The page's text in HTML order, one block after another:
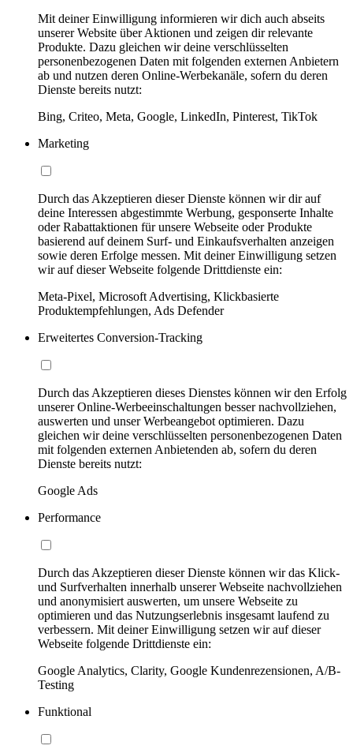
Mit deiner Einwilligung informieren wir dich auch abseits
unserer Website über Aktionen und zeigen dir relevante
Produkte. Dazu gleichen wir deine verschlüsselten
personenbezogenen Daten mit folgenden externen Anbietern
ab und nutzen deren Online-Werbekanäle, sofern du deren
Dienste bereits nutzt:
Bing, Criteo, Meta, Google, LinkedIn, Pinterest, TikTok
Marketing
Durch das Akzeptieren dieser Dienste können wir dir auf
deine Interessen abgestimmte Werbung, gesponserte Inhalte
oder Rabattaktionen für unsere Webseite oder Produkte
basierend auf deinem Surf- und Einkaufsverhalten anzeigen
sowie deren Erfolge messen. Mit deiner Einwilligung setzen
wir auf dieser Webseite folgende Drittdienste ein:
Meta-Pixel, Microsoft Advertising, Klickbasierte
Produktempfehlungen, Ads Defender
Erweitertes Conversion-Tracking
Durch das Akzeptieren dieses Dienstes können wir den Erfolg
unserer Online-Werbeeinschaltungen besser nachvollziehen,
auswerten und unser Werbeangebot optimieren. Dazu
gleichen wir deine verschlüsselten personenbezogenen Daten
mit folgenden externen Anbietenden ab, sofern du deren
Dienste bereits nutzt:
Google Ads
Performance
Durch das Akzeptieren dieser Dienste können wir das Klick-
und Surfverhalten innerhalb unserer Webseite nachvollziehen
und anonymisiert auswerten, um unsere Webseite zu
optimieren und das Nutzungserlebnis insgesamt laufend zu
verbessern. Mit deiner Einwilligung setzen wir auf dieser
Webseite folgende Drittdienste ein:
Google Analytics, Clarity, Google Kundenrezensionen, A/B-
Testing
Funktional